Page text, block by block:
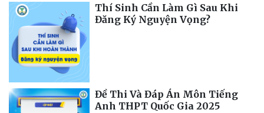
Thí Sinh Cần Làm Gì Sau Khi
Đăng Ký Nguyện Vọng?
Đề Thi Và Đáp Án Môn Tiếng
Anh THPT Quốc Gia 2025